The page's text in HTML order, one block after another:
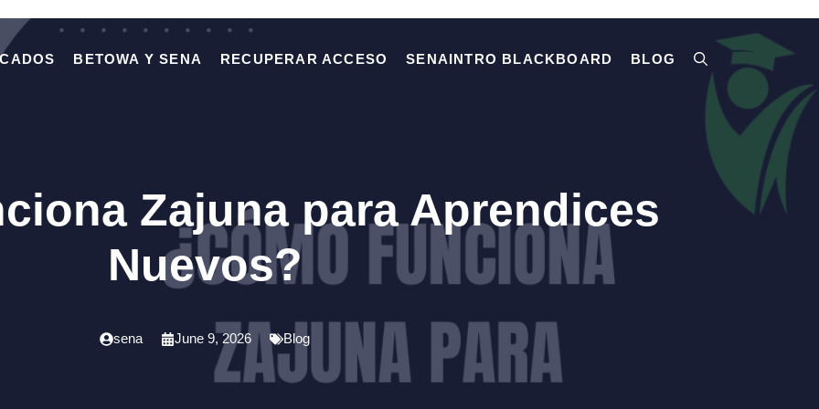
BETOWA Y SENA RECUPERAR ACCESO SENAINTRO BLACKBOARD BLOG
Zajuna para Aprendices
Nuevos?
sena June 9, 2026 Blog